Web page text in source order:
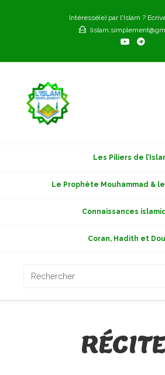
Intéressé(e) par l'Islam ?
Les Piliers de
Le Prophète Mouhammad &
Connaissances
Coran, Hadith et